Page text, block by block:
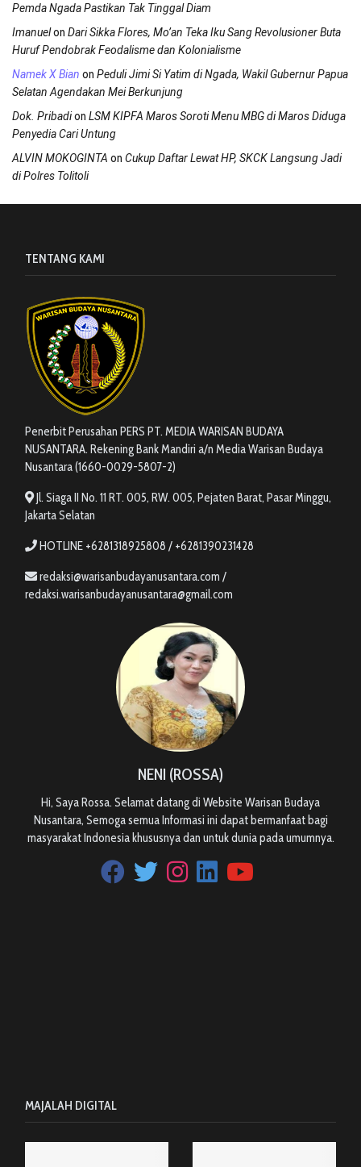
Pemda Ngada Pastikan Tak Tinggal Diam
Imanuelon Dari Sikka Flores, Mo’an Teka Iku Sang Revolusioner Buta
Huruf Pendobrak Feodalisme dan Kolonialisme
Namek X Bian on Peduli Jimi Si Yatim di Ngada, Wakil Gubernur Papua
Selatan Agendakan Mei Berkunjung
Dok. Pribadion LSM KIPFA Maros Soroti Menu MBG di Maros Diduga
Penyedia Cari Untung
ALVIN MOKOGINTA on Cukup Daftar Lewat HP, SKCK Langsung Jadi
di Polres Tolitoli
TENTANG KAMI
Penerbit Perusahan PERS PT. MEDIA WARISAN BUDAYA
NUSANTARA. Rekening Bank Mandiri a/n Media Warisan Budaya
Nusantara (1660-0029-5807-2)
Jl. Siaga II No. 11 RT. 005, RW. 005, Pejaten Barat, Pasar Minggu,
Jakarta Selatan
HOTLINE +6281318925808 / +6281390231428
redaksi@warisanbudayanusantara.com /
redaksi.warisanbudayanusantara@gmail.com
NENI (ROSSA)
Hi, Saya Rossa. Selamat datang di Website Warisan Budaya
Nusantara, Semoga semua Informasi ini dapat bermanfaat bagi
masyarakat Indonesia khususnya dan untuk dunia pada umumnya.
MAJALAH DIGITAL